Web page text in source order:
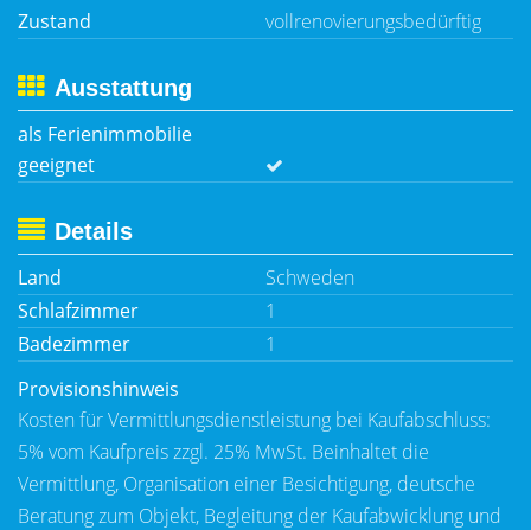
Zustand
vollrenovierungsbedürftig
Ausstattung
als Ferienimmobilie
geeignet
Details
Land
Schweden
Schlafzimmer
1
Badezimmer
1
Provisionshinweis
Kosten für Vermittlungsdienstleistung bei Kaufabschluss:
5% vom Kaufpreis zzgl. 25% MwSt. Beinhaltet die
Vermittlung, Organisation einer Besichtigung, deutsche
Beratung zum Objekt, Begleitung der Kaufabwicklung und